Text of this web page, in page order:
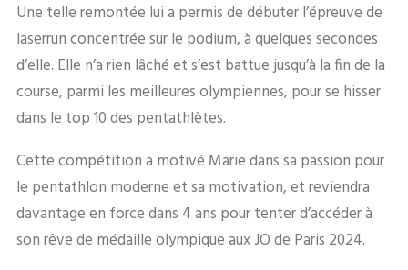
Une telle remontée lui a permis de débuter l’épreuve de
laserrun concentrée sur le podium, à quelques secondes
d’elle. Elle n’a rien lâché et s’est battue jusqu’à la fin de la
course, parmi les meilleures olympiennes, pour se hisser
dans le top 10 des pentathlètes.
Cette compétition a motivé Marie dans sa passion pour
le pentathlon moderne et sa motivation, et reviendra
davantage en force dans 4 ans pour tenter d’accéder à
son rêve de médaille olympique aux JO de Paris 2024.